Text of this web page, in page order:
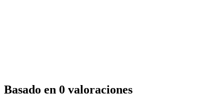
Basado en 0 valoraciones